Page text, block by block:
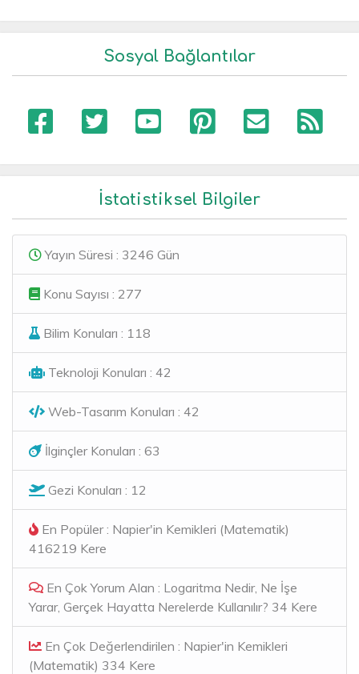
Sosyal Bağlantılar
İstatistiksel Bilgiler
Yayın Süresi : 3246 Gün
Konu Sayısı : 277
Bilim Konuları : 118
Teknoloji Konuları : 42
Web-Tasarım Konuları : 42
İlginçler Konuları : 63
Gezi Konuları : 12
En Popüler : Napier'in Kemikleri (Matematik)
416219 Kere
En Çok Yorum Alan : Logaritma Nedir, Ne İşe
Yarar, Gerçek Hayatta Nerelerde Kullanılır? 34 Kere
En Çok Değerlendirilen : Napier'in Kemikleri
(Matematik) 334 Kere